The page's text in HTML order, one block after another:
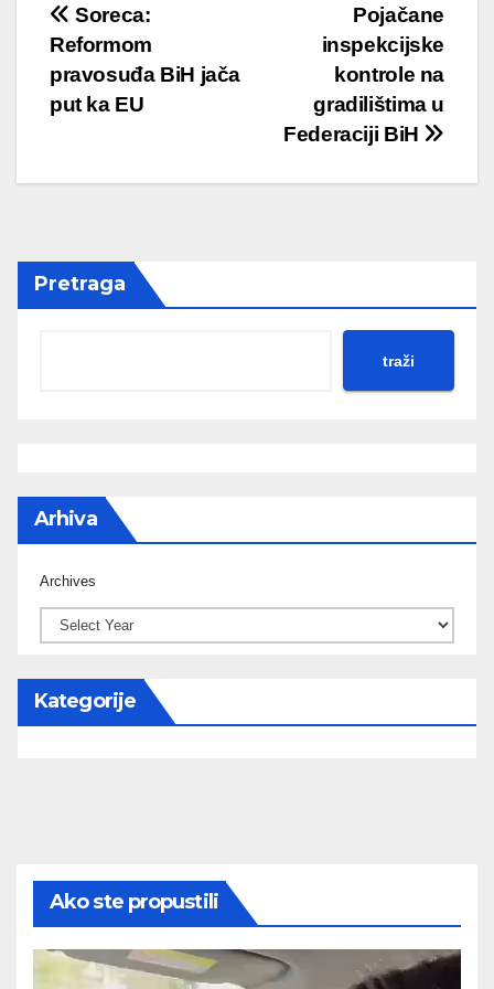
Post
navigation
Pojačane
inspekcijske
kontrole na
gradilištima u
Federaciji BiH
Soreca:
Reformom
pravosuđa BiH jača
put ka EU
Pretraga
traži
Arhiva
Archives
Kategorije
Ako ste propustili